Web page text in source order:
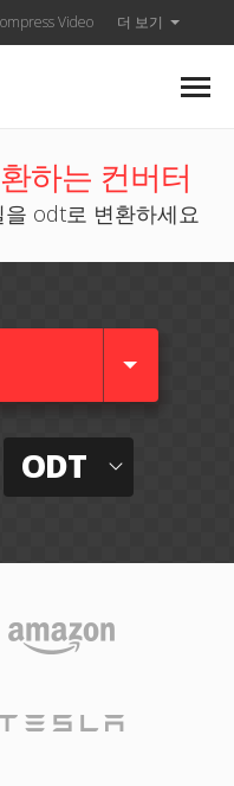
Video 더 보기
하는 컨버터
odt로 변환하세요
ODT